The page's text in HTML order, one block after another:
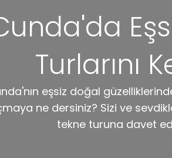
Turlarını
eşsiz doğal
ne dersiniz? Sizi ve
tekne turuna davet